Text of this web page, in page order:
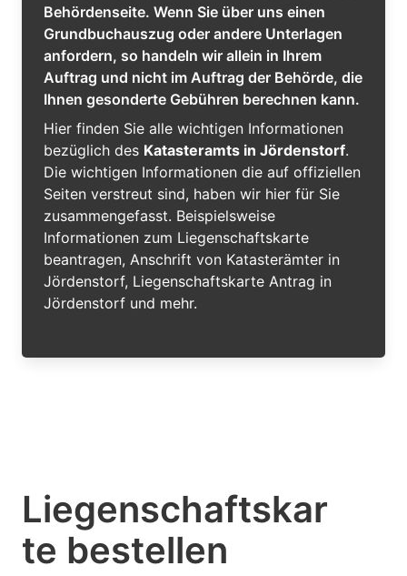
Behördenseite. Wenn Sie über uns einen
Grundbuchauszug oder andere Unterlagen
anfordern, so handeln wir allein in Ihrem
Auftrag und nicht im Auftrag der Behörde, die
Ihnen gesonderte Gebühren berechnen kann.
Hier finden Sie alle wichtigen Informationen
bezüglich des Katasteramts in Jördenstorf.
Die wichtigen Informationen die auf offiziellen
Seiten verstreut sind, haben wir hier für Sie
zusammengefasst. Beispielsweise
Informationen zum Liegenschaftskarte
beantragen, Anschrift von Katasterämter in
Jördenstorf, Liegenschaftskarte Antrag in
Jördenstorf und mehr.
Liegenschaftskar
te bestellen